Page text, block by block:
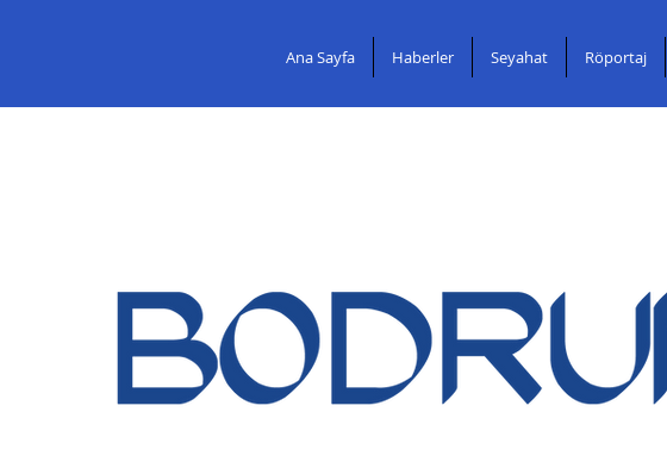
Ana Sayfa Haberler Seyahat Röportaj